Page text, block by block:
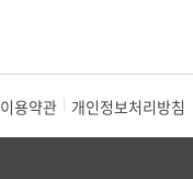
이용약관 개인정보처리방침